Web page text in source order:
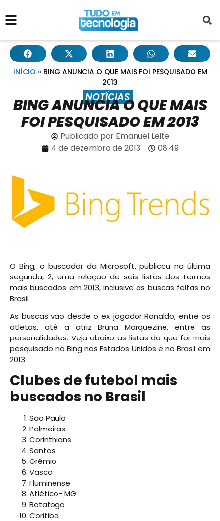
INÍCIO » BING ANUNCIA O QUE MAIS FOI PESQUISADO EM
2013
NOTÍCIAS
BING ANUNCIA O QUE MAIS
FOI PESQUISADO EM 2013
Publicado porEmanuel Leite
4 de dezembro de 2013
08:49
O Bing, o buscador da Microsoft, publicou na última
segunda, 2, uma relação de seis listas dos termos
mais buscados em 2013, inclusive as buscas feitas no
Brasil.
As buscas vão desde o ex-jogador Ronaldo, entre os
atletas, até a atriz Bruna Marquezine, entre as
personalidades. Veja abaixo as listas do que foi mais
pesquisado no Bing nos Estados Unidos e no Brasil em
2013.
Clubes de futebol mais
buscados no Brasil
São Paulo
Palmeiras
Corinthians
Santos
Grêmio
Vasco
Fluminense
Atlético- MG
Botafogo
Coritiba